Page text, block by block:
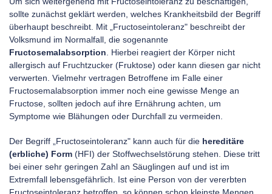
sollte zunächst geklärt werden, welches Krankheitsbild der Begriff
überhaupt beschreibt. Mit „Fructoseintoleranz" beschreibt der
Volksmund im Normalfall, die sogenannte
Fructosemalabsorption . Hierbei reagiert der Körper nicht
allergisch auf Fruchtzucker (Fruktose) oder kann diesen gar nicht
verwerten. Vielmehr vertragen Betroffene im Falle einer
Fructosemalabsorption immer noch eine gewisse Menge an
Fructose, sollten jedoch auf ihre Ernährung achten, um
Symptome wie Blähungen oder Durchfall zu vermeiden.
Der Begriff „Fructoseintoleranz" kann auch für die hereditäre
(erbliche) Form (HFI) der Stoffwechselstörung stehen. Diese tritt
bei einer sehr geringen Zahl an Säuglingen auf und ist im
Extremfall lebensgefährlich. Ist eine Person von der vererbten